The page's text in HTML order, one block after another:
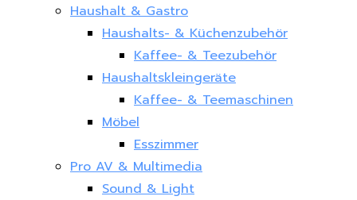
Haushalt & Gastro
Haushalts- & Küchenzubehör
Kaffee- & Teezubehör
Haushaltskleingeräte
Kaffee- & Teemaschinen
Möbel
Esszimmer
Pro AV & Multimedia
Sound & Light